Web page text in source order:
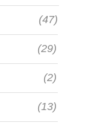
(47)
(29)
(2)
(13)